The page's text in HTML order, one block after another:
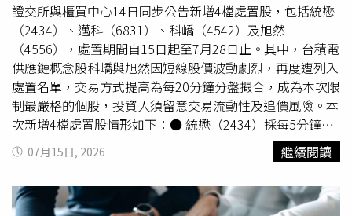
證交所與櫃買中心14日同步公告新增4檔處置股，包括統懋
（2434）、邁科（6831）、科嶠（4542）及旭然
（4556），處置期間自15日起至7月28日止。其中，台積電
供應鏈概念股科嶠與旭然因短線股價波動劇烈，再度遭列入
處置名單，交易方式提高為每20分鐘分盤撮合，成為本次限
制最嚴格的個股，投資人須留意交易流動性及追價風險。本
次新增4檔處置股情形如下：● 統懋（2434）採每5分鐘分
盤撮合。最近6個營業日累積收盤價上漲28.53%，成交量放
大至近60個營業日日平均成交量5.86倍，周轉率達
28.53%；近30個及60個營業日起算兩個營業日收盤價漲幅
分別達102.15%及154.14%，符合處置標準。● 邁科
07月15日, 2026 繼續閱讀